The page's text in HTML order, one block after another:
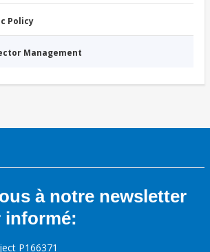
Policy
Management
à notre newsletter
informé:
P166371